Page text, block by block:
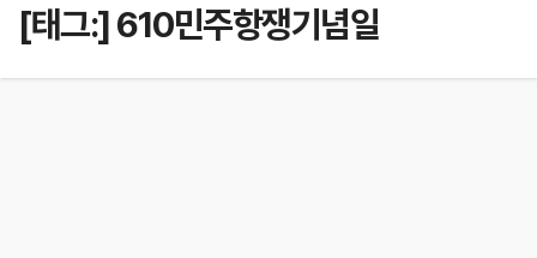
[태그:]610민주항쟁기념일